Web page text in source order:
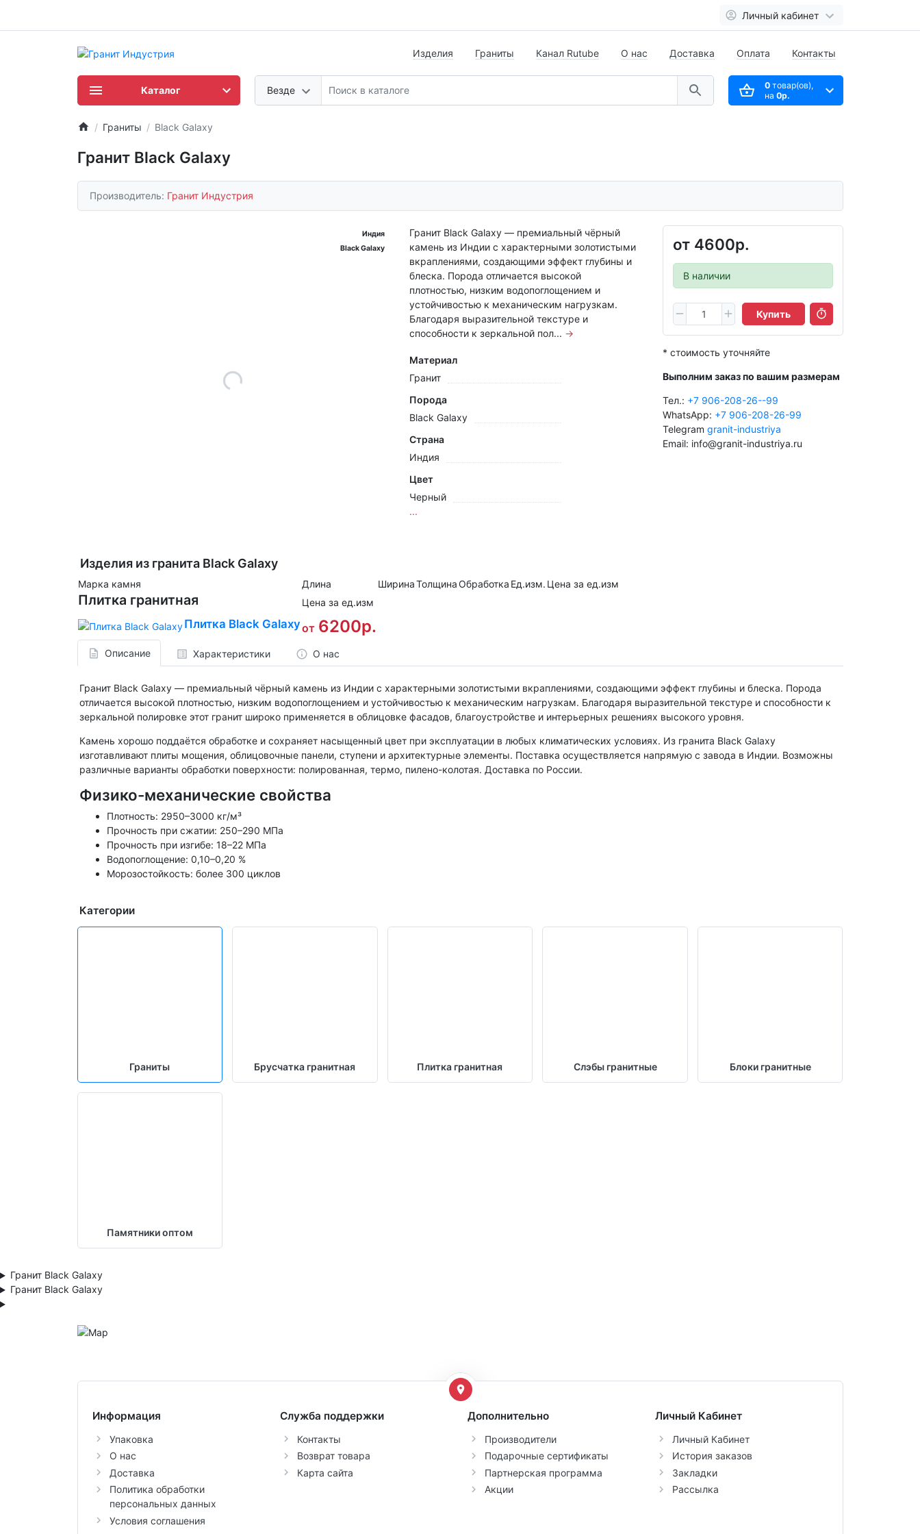
Личный кабинет
Везде
Изделия Граниты Канал Rutube О нас Доставка Оплата Контакты
0товар(ов),
на 0р.
Каталог
Граниты Black Galaxy
Гранит Black Galaxy
Производитель: Гранит Индустрия
Индия
Black Galaxy
от 4600р.
В наличии
Купить
* стоимость уточняйте
Выполним заказ по вашим размерам
Тел.: +7 906-208-26--99
WhatsApp: +7 906-208-26-99
Telegram granit-industriya
Email: info@granit-industriya.ru
Гранит Black Galaxy — премиальный чёрный
камень из Индии с характерными золотистыми
вкраплениями, создающими эффект глубины и
блеска. Порода отличается высокой
плотностью, низким водопоглощением и
устойчивостью к механическим нагрузкам.
Благодаря выразительной текстуре и
способности к зеркальной пол... →
Материал
Гранит
Порода
Black Galaxy
Страна
Индия
Цвет
Черный
...
Изделия из гранита Black Galaxy
Марка камня Длина ШиринаТолщинаОбработка Ед.изм. Цена за ед.изм
Плитка гранитная Цена за ед.изм
Плитка Black Galaxyот 6200р.
Описание Характеристики О нас
Гранит Black Galaxy — премиальный чёрный камень из Индии с характерными золотистыми вкраплениями, создающими эффект глубины и блеска. Порода
отличается высокой плотностью, низким водопоглощением и устойчивостью к механическим нагрузкам. Благодаря выразительной текстуре и способности к
зеркальной полировке этот гранит широко применяется в облицовке фасадов, благоустройстве и интерьерных решениях высокого уровня.
Камень хорошо поддаётся обработке и сохраняет насыщенный цвет при эксплуатации в любых климатических условиях. Из гранита Black Galaxy
изготавливают плиты мощения, облицовочные панели, ступени и архитектурные элементы. Поставка осуществляется напрямую с завода в Индии. Возможны
различные варианты обработки поверхности: полированная, термо, пилено-колотая. Доставка по России.
Физико-механические свойства
Плотность: 2950–3000 кг/м³
Прочность при сжатии: 250–290 МПа
Прочность при изгибе: 18–22 МПа
Водопоглощение: 0,10–0,20 %
Морозостойкость: более 300 циклов
Категории
Граниты Брусчатка гранитная Плитка гранитная Слэбы гранитные Блоки гранитные
Памятники оптом
Гранит Black Galaxy
Гранит Black Galaxy
Информация
Упаковка
О нас
Доставка
Политика обработки
персональных данных
Условия соглашения
Служба поддержки
Контакты
Возврат товара
Карта сайта
Дополнительно
Производители
Подарочные сертификаты
Партнерская программа
Акции
Личный Кабинет
Личный Кабинет
История заказов
Закладки
Рассылка